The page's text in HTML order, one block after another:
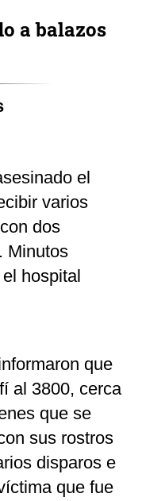
a balazos
el
varios
dos
Minutos
hospital
que
al 3800, cerca
que se
sus rostros
disparos e
que fue